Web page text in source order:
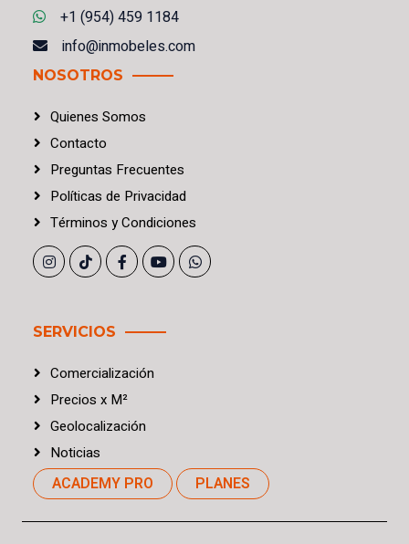
+1 (954) 459 1184
info@inmobeles.com
NOSOTROS
Quienes Somos
Contacto
Preguntas Frecuentes
Políticas de Privacidad
Términos yCondiciones
SERVICIOS
Comercialización
Precios x M²
Geolocalización
Noticias
ACADEMY PRO PLANES